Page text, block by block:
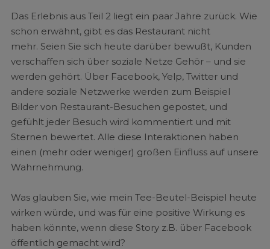
Das Erlebnis aus Teil 2 liegt ein paar Jahre zurück. Wie
schon erwähnt, gibt es das Restaurant nicht
mehr. Seien Sie sich heute darüber bewußt, Kunden
verschaffen sich über soziale Netze Gehör – und sie
werden gehört. Über Facebook, Yelp, Twitter und
andere soziale Netzwerke werden zum Beispiel
Bilder von Restaurant-Besuchen gepostet, und
gefühlt jeder Besuch wird kommentiert und mit
Sternen bewertet. Alle diese Interaktionen haben
einen (mehr oder weniger) großen Einfluss auf unsere
Wahrnehmung.
Was glauben Sie, wie mein Tee-Beutel-Beispiel heute
wirken würde, und was für eine positive Wirkung es
haben könnte, wenn diese Story z.B. über Facebook
öffentlich gemacht wird?